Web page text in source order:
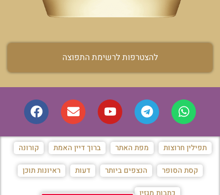
להצטרפות לרשימת התפוצה
תפילין חרוצות מפת האתר ברוך דיין האמת קורונה
קסת הסופר הנצפים ביותר דעות ראיונות תוכן